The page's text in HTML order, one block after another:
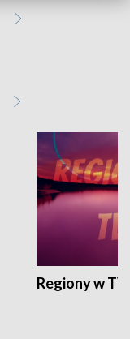
Regiony w